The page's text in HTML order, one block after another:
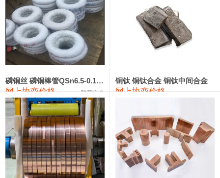
553#硅 9,200—9,400 9,300
3303#硅 10,300—10,500 10,400
441#硅 9,500—9,700
金属硅553#-331# 10,000 0
漆包线 111,610—115,610 113,610
磷铜合金 110,400—117,200 113,800 1,050
无氧铜丝(硬) 109,350—109,650 109,500
R410A专用紫铜管 113,340—113,340
磷铜丝 磷铜棒管QSn6.5-0.1 7-0.2 8-0.3
网上协商价格 联荣有色
铜钛 铜钛合金 铜钛中间合金
网上协商价格